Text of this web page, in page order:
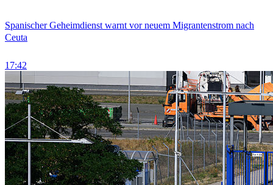
Spanischer Geheimdienst warnt vor neuem Migrantenstrom nach
Ceuta
17:42